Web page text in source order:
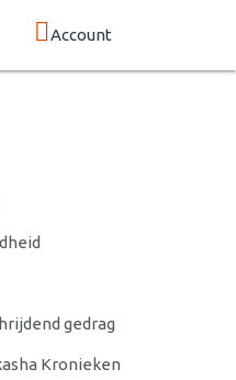
Account
gedrag
Kronieken